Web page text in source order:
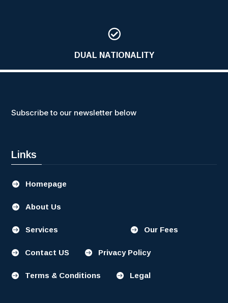

DUAL NATIONALITY
Subscribe to our newsletter below
Links
 Homepage
 About Us
 Services  Our Fees
 Contact US  Privacy Policy
 Terms & Conditions  Legal